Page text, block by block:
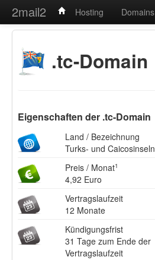
2mail2 Hosting Domains
.tc-Domain
Eigenschaften der .tc-Domain
Land / Bezeichnung
Turks- und Caicosinseln
Preis / Monat1
4,92 Euro
Vertragslaufzeit
12 Monate
Kündigungsfrist
31 Tage zum Ende der
Vertragslaufzeit